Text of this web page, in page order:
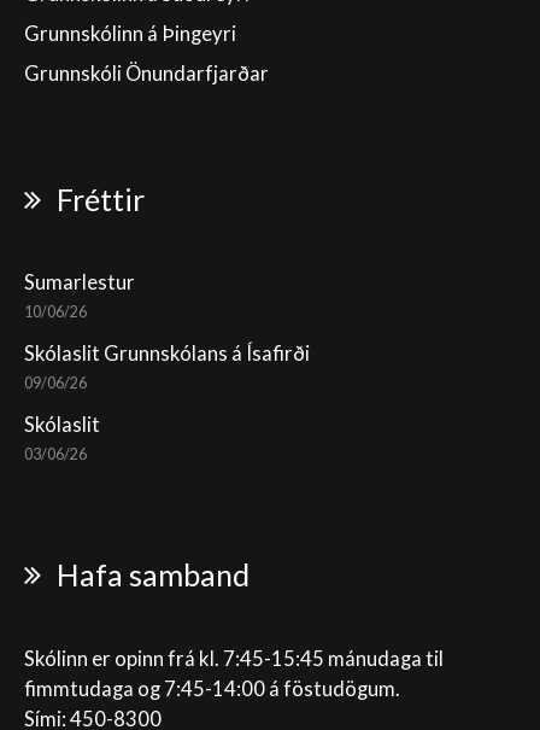
Grunnskólinn á Þingeyri
Grunnskóli Önundarfjarðar
Fréttir
Sumarlestur
10/06/26
Skólaslit Grunnskólans á Ísafirði
09/06/26
Skólaslit
03/06/26
Hafa samband
Skólinn er opinn frá kl. 7:45-15:45 mánudaga til
fimmtudaga og 7:45-14:00 á föstudögum.
Sími: 450-8300